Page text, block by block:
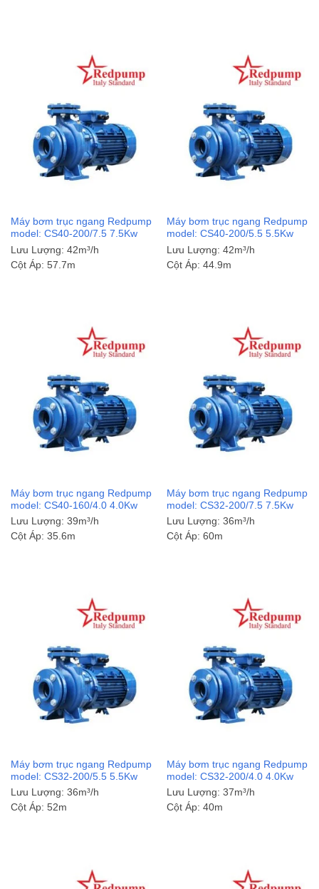
Máy bơm trục ngang Redpump
model: CS40-200/7.5 7.5Kw
Lưu Lượng: 42m³/h
Cột Áp: 57.7m
Máy bơm trục ngang Redpump
model: CS40-200/5.5 5.5Kw
Lưu Lượng: 42m³/h
Cột Áp: 44.9m
Máy bơm trục ngang Redpump
model: CS40-160/4.0 4.0Kw
Lưu Lượng: 39m³/h
Cột Áp: 35.6m
Máy bơm trục ngang Redpump
model: CS32-200/7.5 7.5Kw
Lưu Lượng: 36m³/h
Cột Áp: 60m
Máy bơm trục ngang Redpump
model: CS32-200/5.5 5.5Kw
Lưu Lượng: 36m³/h
Cột Áp: 52m
Máy bơm trục ngang Redpump
model: CS32-200/4.0 4.0Kw
Lưu Lượng: 37m³/h
Cột Áp: 40m